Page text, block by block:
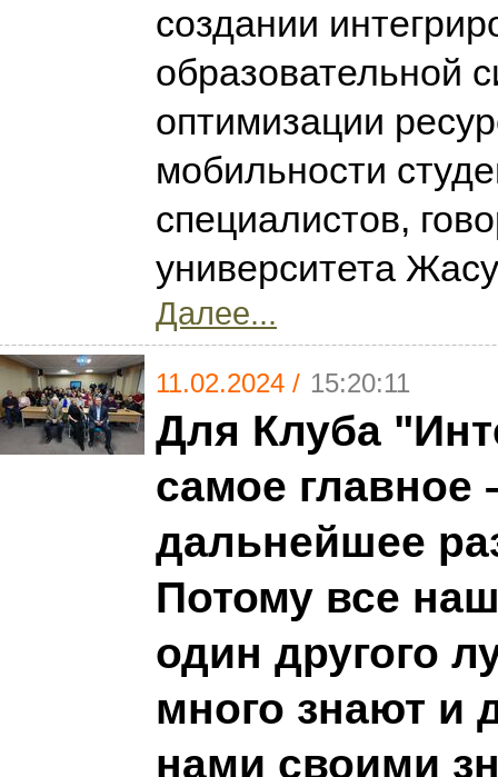
создании
образовательной
оптимизации
мобильности
специалистов,
университета
Далее...
11.02.2024 / 15:20:11
Для Клуба
самое главное
дальнейшее
Потому все
один другого
много знают и
нами своими